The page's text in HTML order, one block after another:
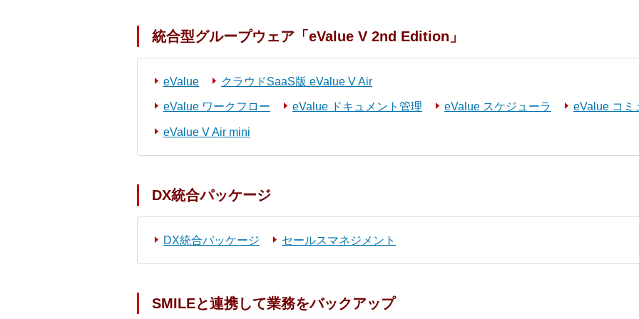
統合型グループウェア「eValue V 2nd Edition」
eValue クラウドSaaS版 eValue V Air
eValue ワークフロー eValue ドキュメント管理 eValue スケジューラ eValue コミ
eValue V Air mini
DX統合パッケージ
DX統合パッケージ セールスマネジメント
SMILEと連携して業務をバックアップ